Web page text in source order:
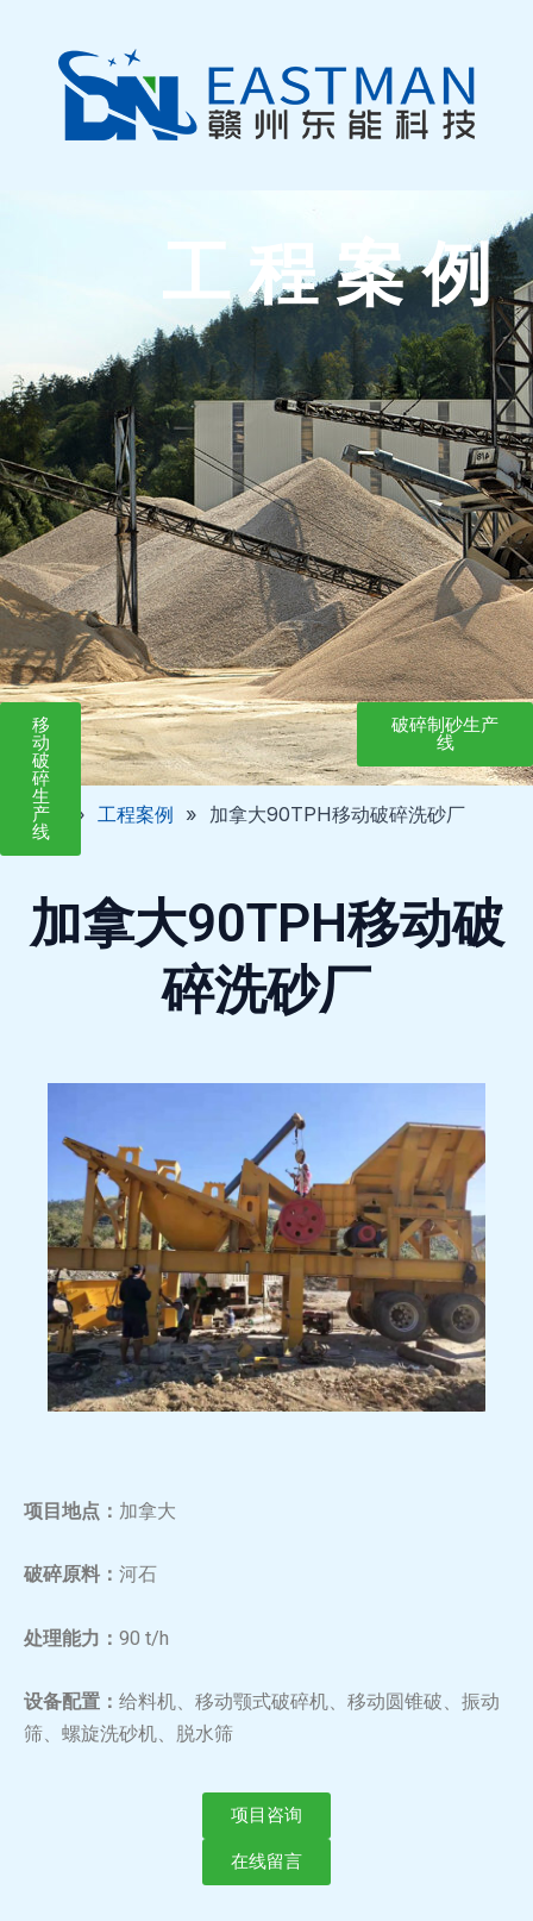
工 程 案 例
移
动
破
碎
生
产
线
破碎制砂生产
线
首页 » 工程案例 » 加拿大90TPH移动破碎洗砂厂
加拿大90TPH移动破
碎洗砂厂
项目地点： 加拿大
破碎原料： 河石
处理能力： 90 t/h
设备配置： 给料机、移动颚式破碎机、移动圆锥破、振动
筛、螺旋洗砂机、脱水筛
项目咨询
在线留言